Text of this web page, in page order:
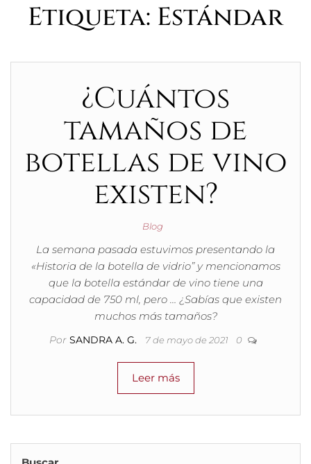
Etiqueta: Estándar
¿Cuántos
tamaños de
botellas de vino
existen?
Blog
La semana pasada estuvimos presentando la
«Historia de la botella de vidrio” y mencionamos
que la botella estándar de vino tiene una
capacidad de 750 ml, pero … ¿Sabías que existen
muchos más tamaños?
Por SANDRA A. G. 7 de mayo de 2021 0
Leer más